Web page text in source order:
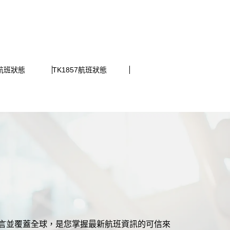
班狀態
TK1857航班狀態
覆蓋全球，是您掌握最新航班資訊的可信來